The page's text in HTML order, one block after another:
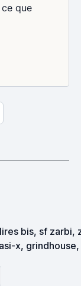
que
bis, sf zarbi,
x,